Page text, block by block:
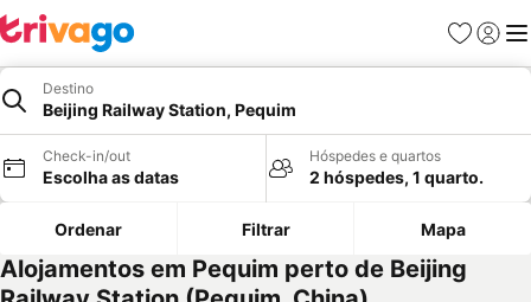
Favoritos
Iniciar
Destino
Beijing Railway Station, Pequim
Check-in/out
Escolha as datas
Hóspedes e quartos
2 hóspedes, 1 quarto.
Ordenar Filtrar Mapa
Alojamentos em Pequim perto de Beijing